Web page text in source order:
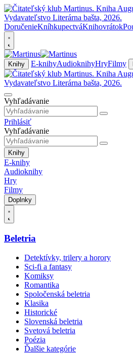
DoručenieKníhkupectváKnihovrátok
Knihy E-knihyAudioknihyHryFilmy
Vyhľadávanie
Prihlásiť
Vyhľadávanie
Knihy
E-knihy
Audioknihy
Hry
Filmy
Doplnky
Beletria
Detektívky, trilery a horory
Sci-fi a fantasy
Komiksy
Romantika
Spoločenská beletria
Klasika
Historické
Slovenská beletria
Svetová beletria
Poézia
Ďalšie kategórie